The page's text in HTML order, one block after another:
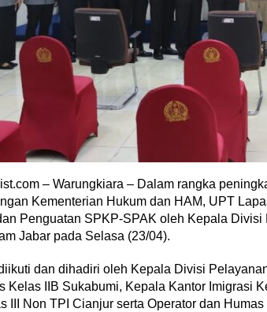
– Warungkiara – Dalam rangka
Kementerian Hukum dan HAM, UPT
Penguatan SPKP-SPAK oleh Kepala
Jabar pada Selasa (23/04).
dan dihadiri oleh Kepala Divisi
Kelas IIB Sukabumi, Kepala Kantor Imigrasi
III Non TPI Cianjur serta Operator dan